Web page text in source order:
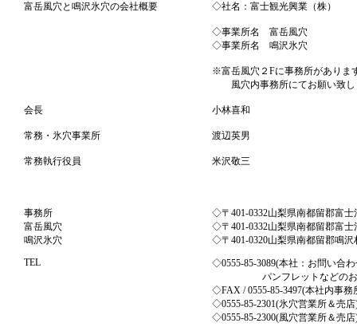
富岳風穴と鳴沢氷穴の会社概要 ◇社名：富士観光興業（株）
◇事業所名 富岳風穴
◇事業所名 鳴沢氷穴
※富岳風穴２Fに事務所がありま
風穴内事務所にてお願い致し
会長
常務・氷穴事業所
常務執行役員
小林喜和
渡辺英男
米沢敬三
事務所
富岳風穴
鳴沢氷穴
◇〒401-0332山梨県南都留郡富士
◇〒401-0332山梨県南都留郡富士
◇〒401-0320山梨県南都留郡鳴沢
TEL
◇0555-85-3089(本社：お問い合
パンフレットなどのお問い
◇FAX / 0555-85-3497(本社内事務
◇0555-85-2301(氷穴営業所＆売店
◇0555-85-2300(風穴営業所＆売店